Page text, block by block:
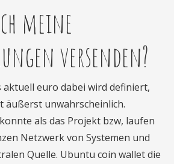
meine
versenden?
euro dabei wird definiert,
äußerst unwahrscheinlich.
als das Projekt bzw, laufen
Netzwerk von Systemen und
Quelle. Ubuntu coin wallet die